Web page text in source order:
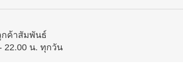
กค้าสัมพันธ์
22.00 น. ทุกวัน